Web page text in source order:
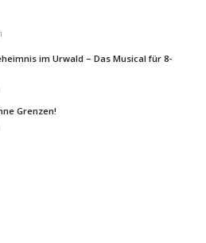
im Urwald – Das Musical für 8-
Grenzen!